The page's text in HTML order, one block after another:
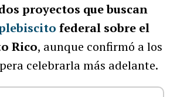
proyectos que buscan
federal sobre el
Rico, aunque confirmó a los
celebrarla más adelante.